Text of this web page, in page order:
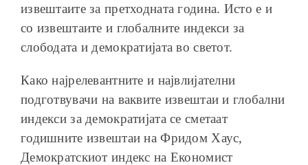
извештаите за претходната година. Исто е и
со извештаите и глобалните индекси за
слободата и демократијата во светот.
Како најрелевантните и највлијателни
подготвувачи на ваквите извештаи и глобални
индекси за демократијата се сметаат
годишните извештаи на Фридом Хаус,
Демократскиот индекс на Економист